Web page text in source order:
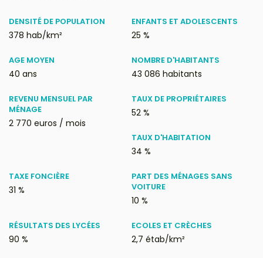
DENSITÉ DE POPULATION
378 hab/km²
ENFANTS ET ADOLESCENTS
25 %
AGE MOYEN
40 ans
NOMBRE D'HABITANTS
43 086 habitants
REVENU MENSUEL PAR
MÉNAGE
2 770 euros / mois
TAUX DE PROPRIÉTAIRES
52 %
TAUX D'HABITATION
34 %
TAXE FONCIÈRE
31 %
PART DES MÉNAGES SANS
VOITURE
10 %
RÉSULTATS DES LYCÉES
90 %
ECOLES ET CRÈCHES
2,7 étab/km²